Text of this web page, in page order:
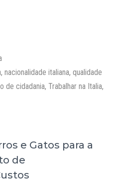
, nacionalidade italiana, qualidade
de cidadania, Trabalhar na Italia,
e Gatos para a
de